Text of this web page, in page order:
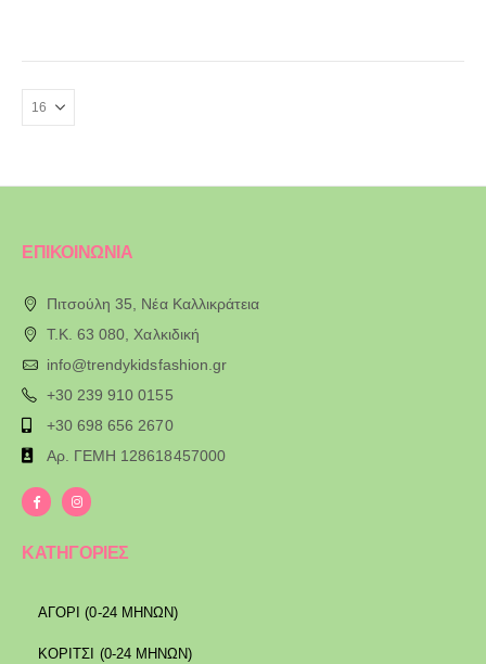
ΕΠΙΚΟΙΝΩΝΙΑ
Πιτσούλη 35, Νέα Καλλικράτεια
T.K. 63 080, Χαλκιδική
info@trendykidsfashion.gr
+30 239 910 0155
+30 698 656 2670
Αρ. ΓΕΜΗ 128618457000
ΚΑΤΗΓΟΡΙΕΣ
ΑΓΟΡΙ (0-24 ΜΗΝΩΝ)
ΚΟΡΙΤΣΙ (0-24 ΜΗΝΩΝ)